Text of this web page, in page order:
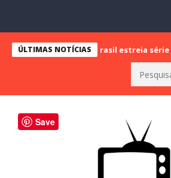
ÚLTIMAS NOTÍCIAS
Cultura Brasil estreia série especial em
Save